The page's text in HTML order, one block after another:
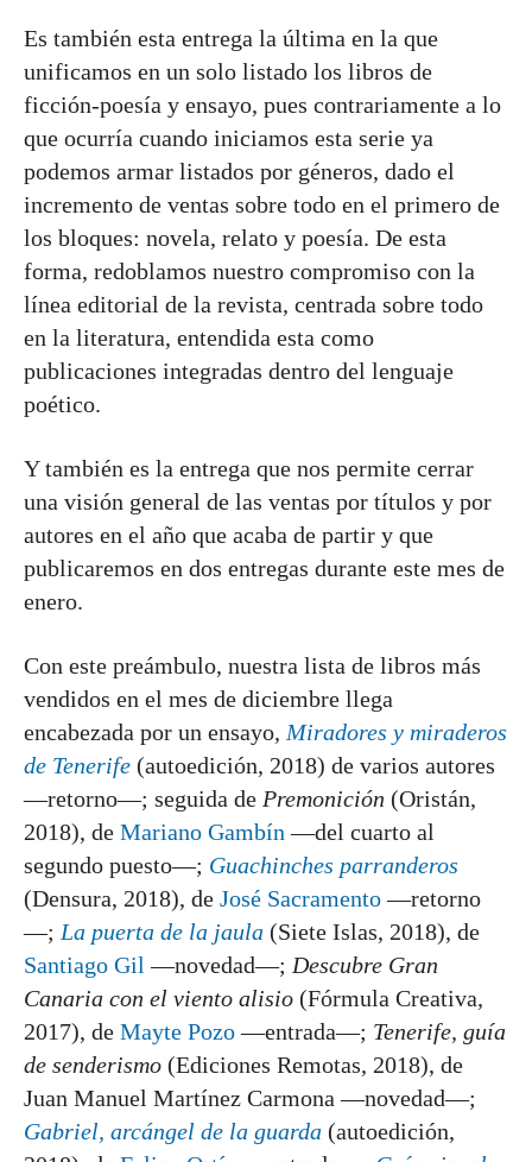
Es también esta entrega la última en la que
unificamos en un solo listado los libros de
ficción-poesía y ensayo, pues contrariamente a lo
que ocurría cuando iniciamos esta serie ya
podemos armar listados por géneros, dado el
incremento de ventas sobre todo en el primero de
los bloques: novela, relato y poesía. De esta
forma, redoblamos nuestro compromiso con la
línea editorial de la revista, centrada sobre todo
en la literatura, entendida esta como
publicaciones integradas dentro del lenguaje
poético.
Y también es la entrega que nos permite cerrar
una visión general de las ventas por títulos y por
autores en el año que acaba de partir y que
publicaremos en dos entregas durante este mes de
enero.
Con este preámbulo, nuestra lista de libros más
vendidos en el mes de diciembre llega
encabezada por un ensayo, Miradores y miraderos
de Tenerife (autoedición, 2018) de varios autores
—retorno—; seguida de Premonición (Oristán,
2018), de Mariano Gambín —del cuarto al
segundo puesto—; Guachinches parranderos
(Densura, 2018), de José Sacramento—retorno
—; La puerta de la jaula (Siete Islas, 2018), de
Santiago Gil —novedad—; Descubre Gran
Canaria con el viento alisio (Fórmula Creativa,
2017), de Mayte Pozo—entrada—; Tenerife, guía
de senderismo (Ediciones Remotas, 2018), de
Juan Manuel Martínez Carmona —novedad—;
Gabriel, arcángel de la guarda (autoedición,